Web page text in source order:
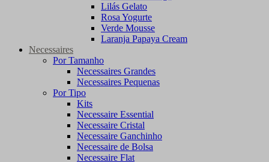
Lilás Gelato
Rosa Yogurte
Verde Mousse
Laranja Papaya Cream
Necessaires
Por Tamanho
Necessaires Grandes
Necessaires Pequenas
Por Tipo
Kits
Necessaire Essential
Necessaire Cristal
Necessaire Ganchinho
Necessaire de Bolsa
Necessaire Flat